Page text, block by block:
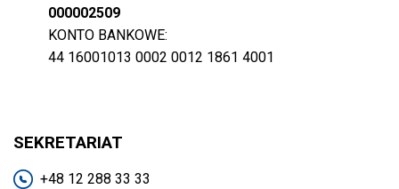
000002509
KONTO BANKOWE:
44 16001013 0002 0012 1861 4001
SEKRETARIAT
+48 12 288 33 33